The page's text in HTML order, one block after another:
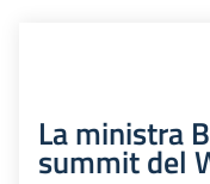
La ministra
summit del